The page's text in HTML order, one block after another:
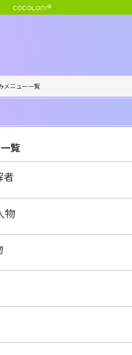
メニュー一覧
覧
者
物